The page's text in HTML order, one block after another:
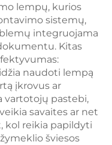
lempų, kurios
sistemų,
integruojama
Kitas
naudoti lempą
įkrovus ar
vartotojų pastebi,
savaites ar net
kol reikia papildyti
šviesos